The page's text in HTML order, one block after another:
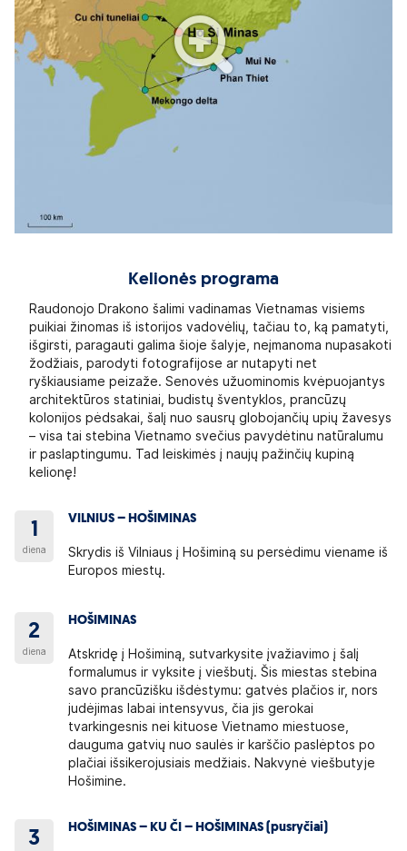
Kelionės programa
Raudonojo Drakono šalimi vadinamas Vietnamas visiems
puikiai žinomas iš istorijos vadovėlių, tačiau to, ką pamatyti,
išgirsti, paragauti galima šioje šalyje, neįmanoma nupasakoti
žodžiais, parodyti fotografijose ar nutapyti net
ryškiausiame peizaže. Senovės užuominomis kvėpuojantys
architektūros statiniai, budistų šventyklos, prancūzų
kolonijos pėdsakai, šalį nuo sausrų globojančių upių žavesys
– visa tai stebina Vietnamo svečius pavydėtinu natūralumu
ir paslaptingumu. Tad leiskimės į naujų pažinčių kupiną
kelionę!
1
diena
VILNIUS – HOŠIMINAS
Skrydis iš Vilniaus į Hošiminą su persėdimu viename iš
Europos miestų.
2
diena
HOŠIMINAS
Atskridę į Hošiminą, sutvarkysite įvažiavimo į šalį
formalumus ir vyksite į viešbutį. Šis miestas stebina
savo prancūzišku išdėstymu: gatvės plačios ir, nors
judėjimas labai intensyvus, čia jis gerokai
tvarkingesnis nei kituose Vietnamo miestuose,
dauguma gatvių nuo saulės ir karščio paslėptos po
plačiai išsikerojusiais medžiais. Nakvynė viešbutyje
Hošimine.
3
HOŠIMINAS – KU ČI – HOŠIMINAS (pusryčiai)